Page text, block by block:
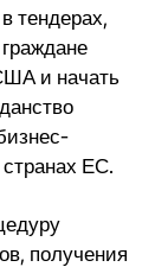
тендерах,
и начать
ЕС.
получения